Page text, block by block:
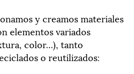
y creamos materiales
elementos variados
color…), tanto
o reutilizados: